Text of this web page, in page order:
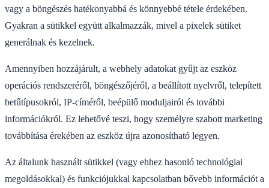
vagy a böngészés hatékonyabbá és könnyebbé tétele érdekében.
Gyakran a sütikkel együtt alkalmazzák, mivel a pixelek sütiket
generálnak és kezelnek.
Amennyiben hozzájárult, a webhely adatokat gyűjt az eszköz
operációs rendszeréről, böngészőjéről, a beállított nyelvről, telepített
betűtípusokról, IP-címéről, beépülő moduljairól és további
információkról. Ez lehetővé teszi, hogy személyre szabott marketing
továbbítása érekében az eszköz újra azonosítható legyen.
Az általunk használt sütikkel (vagy ehhez hasonló technológiai
megoldásokkal) és funkciójukkal kapcsolatban bővebb információt a